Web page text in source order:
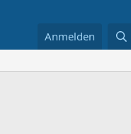
Anmelden